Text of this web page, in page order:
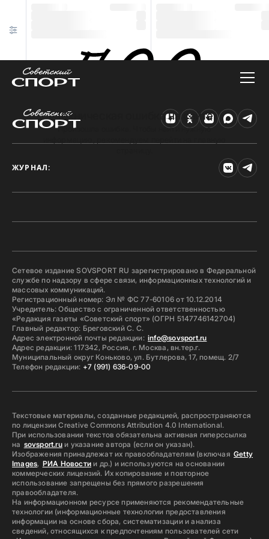
Техническая ошибка на сайте
Произошла ошибка. Чтобы найти нужную
ЖУРНАЛ:
Сетевое издание SOVSPORT RU зарегистрировано в Федеральной
службе по надзору в сфере связи, информационных технологий и
массовых коммуникаций.
Регистрационный номер: Эл № ФС 77-60106 от 10.12.2014
Учредитель: Общество с ограниченной ответственностью
«Редакция газеты «Советский спорт» (ОГРН 5147746142704)
Главный редактор: Бреговский С. С.
Адрес электронной почты редакции: info@sovsport.ru
Адрес редакции: 117342, Россия, г. Москва, вн.тер.г.
Муниципальный округ Коньково, ул. Бутлерова, 17, помещ. 2/7
Телефон редакции: +7 (991) 636-09-00
Текстовые материалы, созданные редакцией, распространяются
по лицензии Creative Commons Attribution 4.0 International.
При использовании текстов обязательна активная гиперссылка
на sovsport.ruи указание автора (если он указан).
Изображения принадлежат их правообладателям (включая Getty
Images, РИА Новостии др.) и используются на основании
коммерческих лицензий. Их копирование и повторное
использование запрещены без прямого разрешения
правообладателя.
На информационном ресурсе применяются рекомендательные
технологии (информационные технологии предоставления
информации на основе сбора, систематизации и анализа
сведений, относящихся к предпочтениям пользователей сети